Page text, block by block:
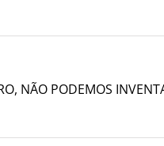
NÃO PODEMOS